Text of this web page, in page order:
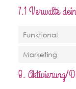
7.1 Verwalte
Funktional
Marketing
8. Aktivierung/